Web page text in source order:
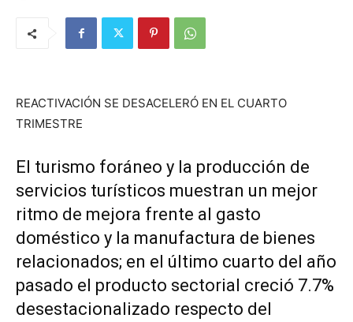
REACTIVACIÓN SE DESACELERÓ EN EL CUARTO
TRIMESTRE
El turismo foráneo y la producción de
servicios turísticos muestran un mejor
ritmo de mejora frente al gasto
doméstico y la manufactura de bienes
relacionados; en el último cuarto del año
pasado el producto sectorial creció 7.7%
desestacionalizado respecto del